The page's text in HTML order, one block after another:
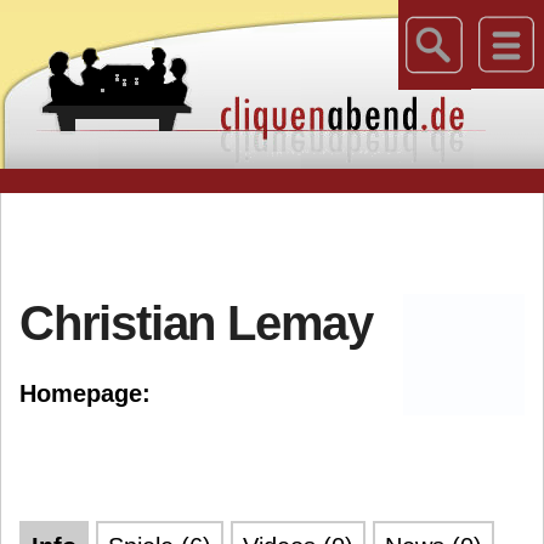
Christian Lemay
Homepage: